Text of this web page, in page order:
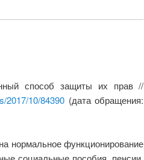
способ защиты их прав //
2017/10/84390(дата обращения:
нормальное функционирование